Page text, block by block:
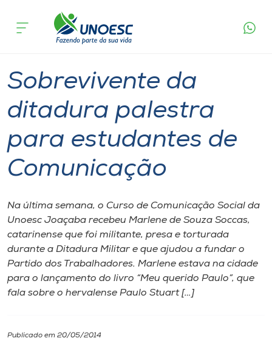
Cursos
Pesquisa
Atendimento ao Estudante
Portal de Ensino
A
Internacionalização
I.nova
Diplomados
acontece
Sobrevivente da
ditadura palestra
para estudantes de
Comunicação
Na última semana, o Curso de Comunicação Social da
Unoesc Joaçaba recebeu Marlene de Souza Soccas,
catarinense que foi militante, presa e torturada
durante a Ditadura Militar e que ajudou a fundar o
Partido dos Trabalhadores. Marlene estava na cidade
para o lançamento do livro “Meu querido Paulo”, que
fala sobre o hervalense Paulo Stuart […]
Publicado em 20/05/2014